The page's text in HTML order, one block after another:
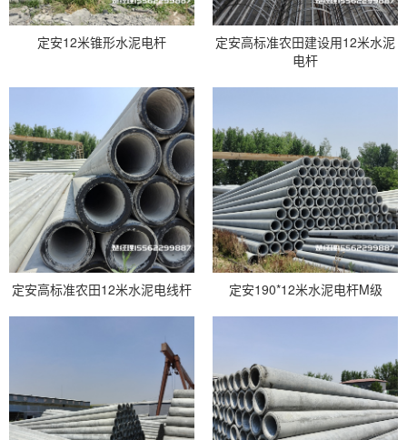
定安12米锥形水泥电杆
定安高标准农田建设用12米水泥
电杆
定安高标准农田12米水泥电线杆 定安190*12米水泥电杆M级